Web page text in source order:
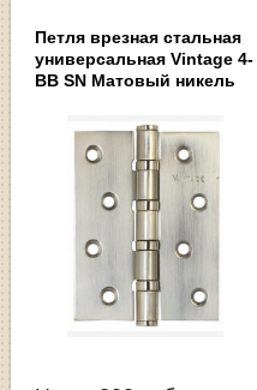
Петля врезная стальная
универсальная Vintage 4-
BB SN Матовый никель